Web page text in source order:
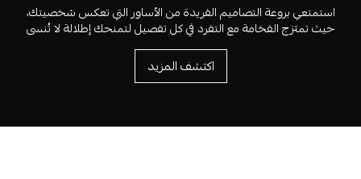
استمتعي بروعة التصاميم الفريدة من الأساور التي تعكس شخصيتك،
حيث تمتزج الفخامة مع التفرد في كل تفصيل لتمنحك إطلالة لا تُنسى
اكتشف المزيد